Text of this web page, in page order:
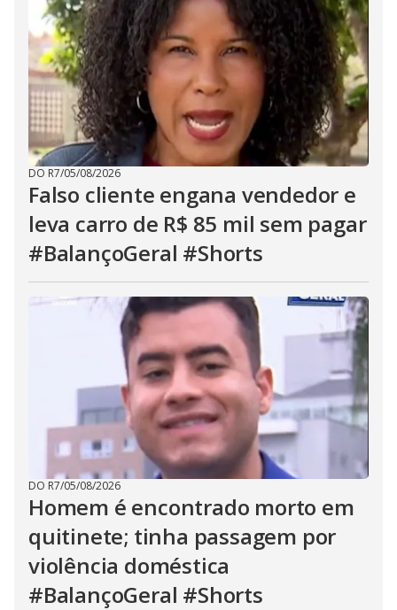
DO R7/05/08/2026
Falso cliente engana vendedor e
leva carro de R$ 85 mil sem pagar
#BalançoGeral #Shorts
DO R7/05/08/2026
Homem é encontrado morto em
quitinete; tinha passagem por
violência doméstica
#BalançoGeral #Shorts